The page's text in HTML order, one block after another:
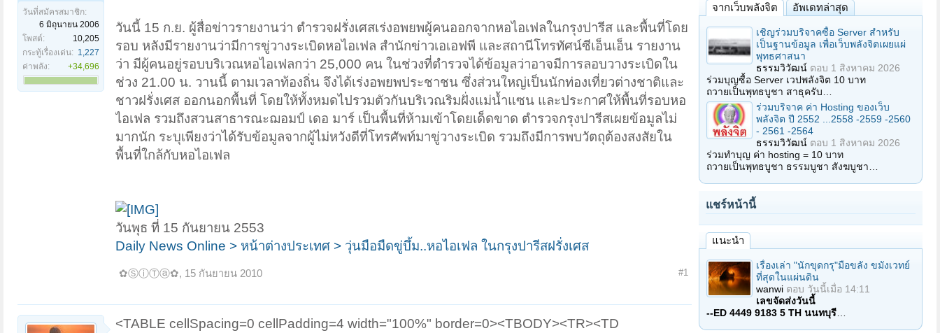
วันที่สมัครสมาชิก:
6 มิถุนายน 2006
โพสต์:
10,205
กระทู้เรื่องเด่น: 1,227
ค่าพลัง:
+34,696
วันนี้ 15 ก.ย. ผู้สื่อข่าวรายงานว่า ตำรวจฝรั่งเศสเร่งอพยพผู้คนออกจากหอไอเฟลในกรุงปารีส และพื้นที่โดย
รอบ หลังมีรายงานว่ามีการขู่วางระเบิดหอไอเฟล สำนักข่าวเอเอฟพี และสถานีโทรทัศน์ซีเอ็นเอ็น รายงาน
ว่า มีผู้คนอยู่รอบบริเวณหอไอเฟลกว่า 25,000 คน ในช่วงที่ตำรวจได้ข้อมูลว่าอาจมีการลอบวางระเบิดใน
ช่วง 21.00 น. วานนี้ ตามเวลาท้องถิ่น จึงได้เร่งอพยพประชาชน ซึ่งส่วนใหญ่เป็นนักท่องเที่ยวต่างชาติและ
ชาวฝรั่งเศส ออกนอกพื้นที่ โดยให้ทั้งหมดไปรวมตัวกันบริเวณริมฝั่งแม่น้ำแซน และประกาศให้พื้นที่รอบหอ
ไอเฟล รวมถึงสวนสาธารณะฌอมป์ เดอ มาร์ เป็นพื้นที่ห้ามเข้าโดยเด็ดขาด ตำรวจกรุงปารีสเผยข้อมูลไม่
มากนัก ระบุเพียงว่าได้รับข้อมูลจากผู้ไม่หวังดีที่โทรศัพท์มาขู่วางระเบิด รวมถึงมีการพบวัตถุต้องสงสัยใน
พื้นที่ใกล้กับหอไอเฟล
วันพุธ ที่ 15 กันยายน 2553
Daily News Online > หน้าต่างประเทศ > วุ่นมือมืดขู่บึ้ม..หอไอเฟล ในกรุงปารีสฝรั่งเศส
✿ⓈⓘⓉⓐ✿, 15 กันยายน 2010 #1
<TABLE cellSpacing=0 cellPadding=4 width="100%" border=0><TBODY><TR><TD
จากเว็บพลังจิต อัพเดทล่าสุด
เชิญร่วมบริจาคซื้อ Server สำหรับ
เป็นฐานข้อมูล เพื่อเว็บพลังจิตเผยแผ่
พุทธศาสนา
ธรรมวิวัฒน์ ตอบ 1 สิงหาคม 2026
ร่วมบุญซื้อ Server เวปพลังจิต 10 บาท
ถวายเป็นพุทธบูชา สาธุครับ…
ร่วมบริจาค ค่า Hosting ของเว็บ
พลังจิต ปี 2552 ...2558 -2559 -2560
- 2561 -2564
ธรรมวิวัฒน์ ตอบ 1 สิงหาคม 2026
ร่วมทำบุญ ค่า hosting = 10 บาท
ถวายเป็นพุทธบูชา ธรรมบูชา สังฆบูชา…
แชร์หน้านี้
แนะนำ
เรื่องเล่า "นักขุดกรุ"มือขลัง ขมังเวทย์
ที่สุดในแผ่นดิน
wanwi ตอบ วันนี้เมื่อ 14:11
เลขจัดส่งวันนี้
--ED 4449 9183 5 TH นนทบุรี